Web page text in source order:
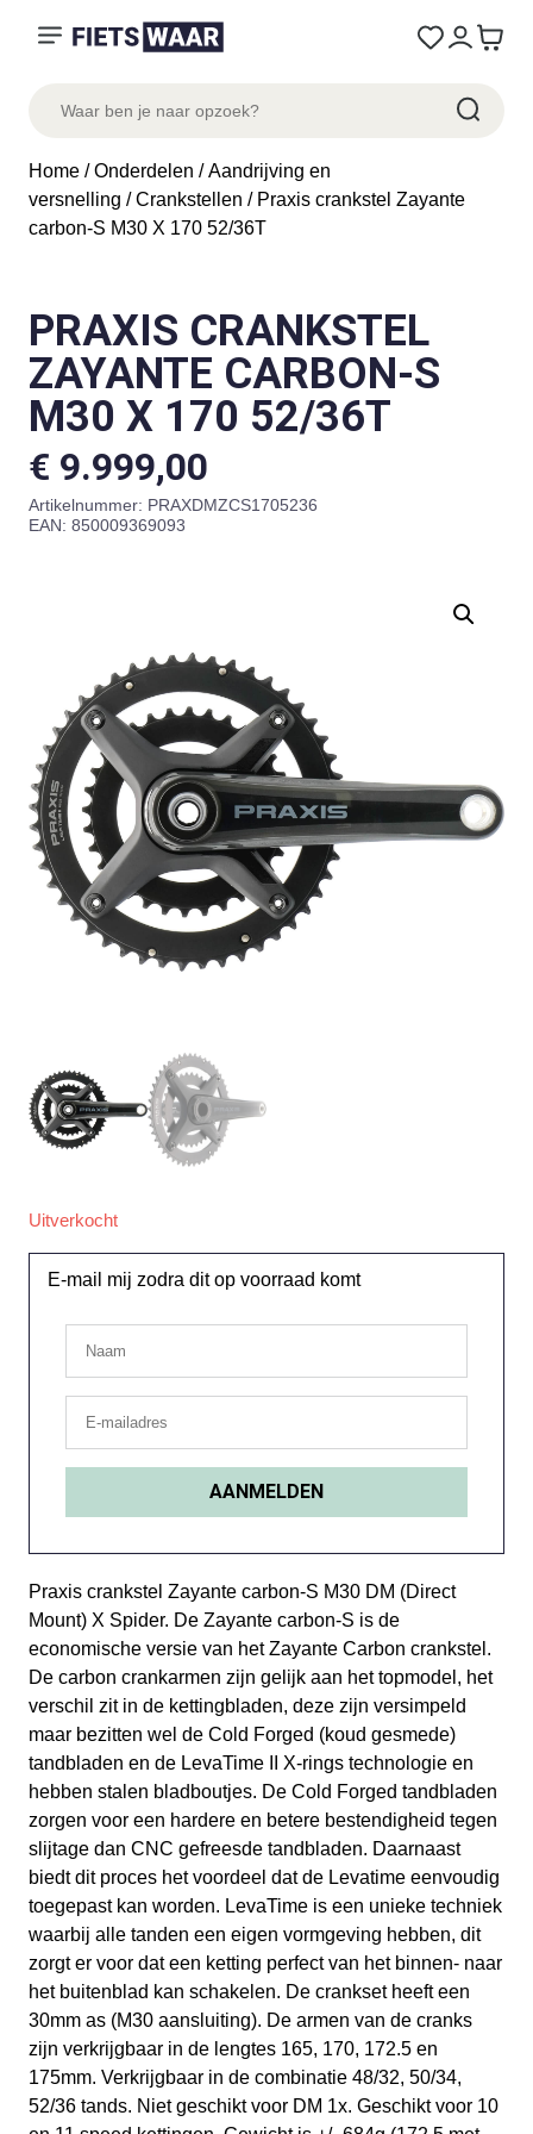
Home /Onderdelen /Aandrijving en
versnelling /Crankstellen / Praxis crankstel Zayante
carbon-S M30 X 170 52/36T
PRAXIS CRANKSTEL
ZAYANTE CARBON-S
M30 X 170 52/36T
€ 9.999,00
Artikelnummer: PRAXDMZCS1705236
EAN: 850009369093
Uitverkocht
E-mail mij zodra dit op voorraad komt
Praxis crankstel Zayante carbon-S M30 DM (Direct
Mount) X Spider. De Zayante carbon-S is de
economische versie van het Zayante Carbon crankstel.
De carbon crankarmen zijn gelijk aan het topmodel, het
verschil zit in de kettingbladen, deze zijn versimpeld
maar bezitten wel de Cold Forged (koud gesmede)
tandbladen en de LevaTime II X-rings technologie en
hebben stalen bladboutjes. De Cold Forged tandbladen
zorgen voor een hardere en betere bestendigheid tegen
slijtage dan CNC gefreesde tandbladen. Daarnaast
biedt dit proces het voordeel dat de Levatime eenvoudig
toegepast kan worden. LevaTime is een unieke techniek
waarbij alle tanden een eigen vormgeving hebben, dit
zorgt er voor dat een ketting perfect van het binnen- naar
het buitenblad kan schakelen. De crankset heeft een
30mm as (M30 aansluiting). De armen van de cranks
zijn verkrijgbaar in de lengtes 165, 170, 172.5 en
175mm. Verkrijgbaar in de combinatie 48/32, 50/34,
52/36 tands. Niet geschikt voor DM 1x. Geschikt voor 10